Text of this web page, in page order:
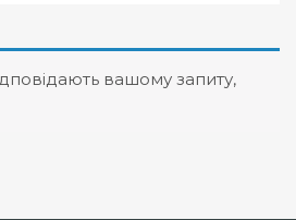
вашому запиту,